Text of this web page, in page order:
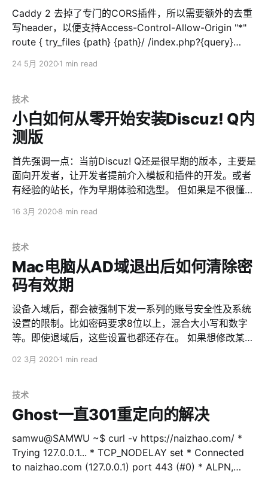
Caddy 2 去掉了专门的CORS插件，所以需要额外的去重
写header，以便支持Access-Control-Allow-Origin "*"
route { try_files {path} {path}/ /index.php?{query}
Access-Control-Allow-Origin "*" } } header_down表
header。同理，header_up则是把header传给/重写给上
游服务器（如用户的浏览器类型、referer等）。 Caddy
2的Caddyfile改变很大，顺便附上一个参考配置
24 5月 20201 min read
技术
小白如何从零开始安装Discuz! Q内
测版
首先强调一点：当前Discuz! Q还是很早期的版本，主要是
面向开发者，让开发者提前介入模板和插件的开发。或者
有经验的站长，作为早期体验和选型。 但如果是不很懂技
并且保证是全新的服务器。如果这些条件都不具备，或者
为，当前官方开发人员的主要精力，集中在开发迭代新功
能上，并没有太多精力来帮助没经验的用户安装使用。
UPDATE:URLOS提供了Discuz! Q的Docker一键安装脚
本，欢迎体验 安装Discuz! Q内测版，首先你要具备以下
条件 * 一个腾讯云实名认证过的账号，并且使用了
DNSPod，在DNSPod至少有一个域名。（并不是为了强
绑腾讯云，而是为了保证初期内测使用的用户都是强需求
CentOS或者Ubuntu或者Debian，最新版本即可。当然阿
没装过任何东西。 * 在腾讯云账号中心的API密钥管理，
获取到SecretId和SecretKey。注意：请
16 3月 20208 min read
技术
Mac电脑从AD域退出后如何清除密
码有效期
设备入域后，都会被强制下发一系列的账号安全性及系统
设置的限制。比如密码要求8位以上，混合大小写和数字
等。即使退域后，这些设置也都还存在。 如果想修改某些
getaccountpolicies > account.xml 打开上面的
是xml格式，所以记得要把第一行Getting global
account policies给删掉，不然导入时会报错。 修改完
后，导入 $ pwpolicy -setaccountpolicies account.xml
或者更狠的方式，清理所有下发的规则，重置回系统默认
$ pwpolicy -clearaccountpolicies 改完以后，Mac就不
会三天两头让你更换新密码了，也不会提示密码的复杂度
02 3月 20201 min read
技术
Ghost一直301重定向的解决
samwu@SAMWU ~$ curl -v https://naizhao.com/ *
Trying 127.0.0.1... * TCP_NODELAY set * Connected
to naizhao.com (127.0.0.1) port 443 (#0) * ALPN,